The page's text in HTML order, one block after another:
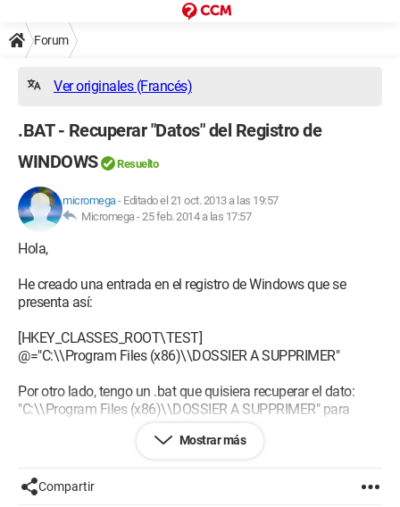
Forum
Ver originales (Francés)
.BAT - Recuperar "Datos" del Registro de
WINDOWS
Resuelto
micromega- Editado el 21 oct. 2013 a las 19:57
Micromega -25 feb. 2014 a las 17:57
Hola,
He creado una entrada en el registro de Windows que se
presenta así:
[HKEY_CLASSES_ROOT\TEST]
@="C:\\Program Files (x86)\\DOSSIER A SUPPRIMER"
Por otro lado, tengo un .bat que quisiera recuperar el dato:
"C:\\Program Files (x86)\\DOSSIER A SUPPRIMER" para
poder eliminar directamente la carpeta.
larga en todos los discos.
Mostrar más
Compartir